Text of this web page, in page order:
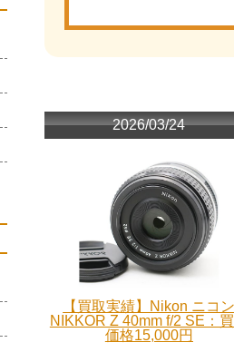
2026/03/24
【買取実績】Nikon ニコン
NIKKOR Z 40mm f/2 SE：
価格15,000円